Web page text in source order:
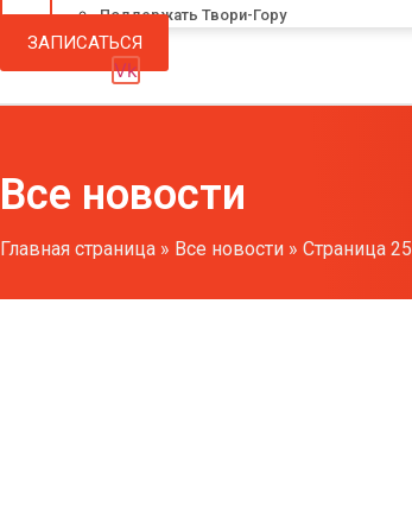
Поддержать Твори-Гору
ЗАПИСАТЬСЯ
Vk
Все новости
Главная страница » Все новости » Страница 25